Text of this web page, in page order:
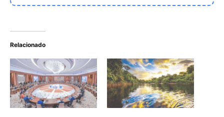
Relacionado